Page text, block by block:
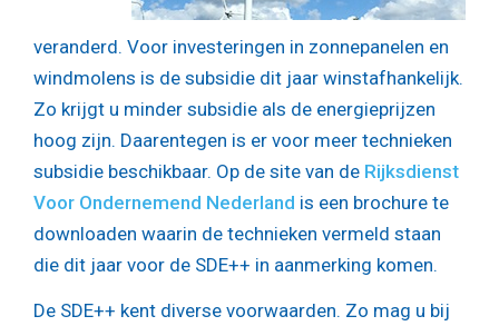
veranderd. Voor investeringen in zonnepanelen en
windmolens is de subsidie dit jaar winstafhankelijk.
Zo krijgt u minder subsidie als de energieprijzen
hoog zijn. Daarentegen is er voor meer technieken
subsidie beschikbaar. Op de site van de Rijksdienst
Voor Ondernemend Nederland is een brochure te
downloaden waarin de technieken vermeld staan
die dit jaar voor de SDE++ in aanmerking komen.
De SDE++ kent diverse voorwaarden. Zo mag u bij